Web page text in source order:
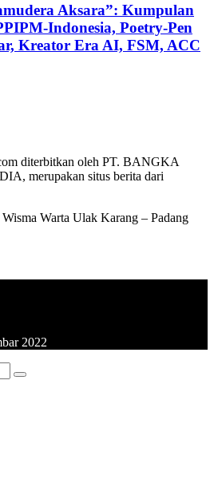
Aksara”: Kumpulan
Indonesia, Poetry-Pen
Kreator Era AI, FSM, ACC
diterbitkan oleh PT. BANGKA
merupakan situs berita dari
Warta Ulak Karang – Padang
2022